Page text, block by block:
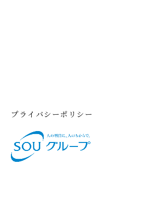
プライバシーポリシー